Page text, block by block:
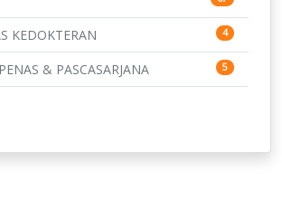
219
11
159
JEMBER
KEDOKTERAN 4
& PASCASARJANA 5